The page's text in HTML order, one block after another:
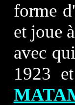
forme
et joue
avec
1923